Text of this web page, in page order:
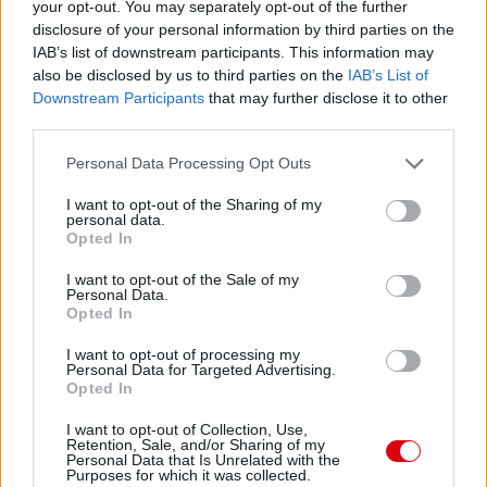
your opt-out. You may separately opt-out of the further
disclosure of your personal information by third parties on the
IAB’s list of downstream participants. This information may
also be disclosed by us to third parties on the IAB’s List of
Downstream Participants that may further disclose it to other
Please note that this website/app uses one or more Google
not limited to your visit or usage behaviour. You may click to
grant or deny consent to Google and its third-party tags to
use your data for below specified purposes in below Google
consent section.
Personal Data Processing Opt Outs
I want to opt-out of the Sharing of my
personal data.
Opted In
I want to opt-out of the Sale of my
Personal Data.
Opted In
I want to opt-out of processing my
Personal Data for Targeted Advertising.
Opted In
I want to opt-out of Collection, Use,
Retention, Sale, and/or Sharing of my
Personal Data that Is Unrelated with the
Purposes for which it was collected.
1v1-ben viszi a kapusra a labdát, benéz középre, sehol
senki és oda passzol? Nem véletlenül nem volt bent senki.
Rooney sem úgy sprintelt elõre, mint jellemzõ volt rá, mert
valószínû õ is úgy gondolta, Chicharito onnan megoldja. Ha
Sinclairnél torresi magasságokat említettem, itt is meg kell
említeni, mert ez is olyasmi volt annyi különbséggel, hogy
ráadásul Javier bûn rossz döntést hozott. Ha kapura lõ és
középre, nem lát senkit és mégis beteszi, az csak az õ
Másik esetnél Rooney jobbról a meccs talán legszebb
labdáját tette neki kiváló ütemben, totál pontosan, amit
képtelen volt átvenni a mexikói, pedig kapuval szemben
Felõlem ívelgessünk fel labdákat, nekem azzal sincs
bajom, csak akkor jó lenne fejleszteni Javiert, mert jelenleg
ehhez õ édes kevés. Csak a gólja miatt 6. (passz: 18 jó, 5
Cserék:
Fabio: nagyon pörgött a srác, kicsit többet lehetne
játszatni, érezze Evra is, hogy van a posztján
versenyhelyzet. 6,5